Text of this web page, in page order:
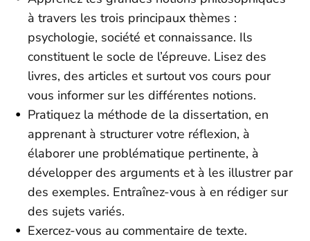
à travers les trois principaux thèmes :
psychologie, société et connaissance. Ils
constituent le socle de l’épreuve. Lisez des
livres, des articles et surtout vos cours pour
vous informer sur les différentes notions.
Pratiquez la méthode de la dissertation, en
apprenant à structurer votre réflexion, à
élaborer une problématique pertinente, à
développer des arguments et à les illustrer par
des exemples. Entraînez-vous à en rédiger sur
des sujets variés.
Exercez-vous au commentaire de texte.